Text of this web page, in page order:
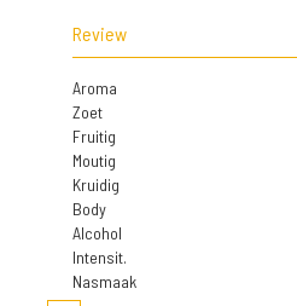
Review
Aroma
Zoet
Fruitig
Moutig
Kruidig
Body
Alcohol
Intensit.
Nasmaak